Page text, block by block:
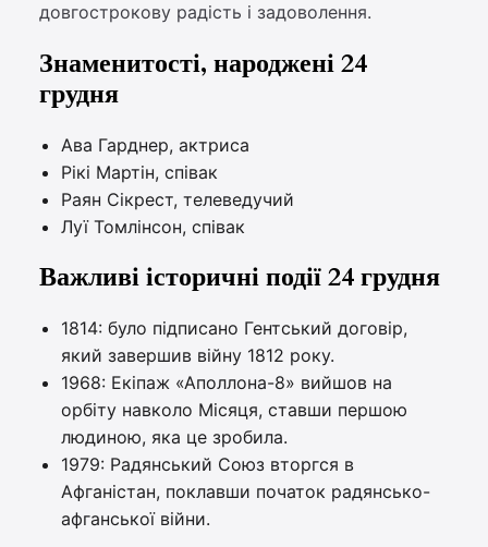
довгострокову радість і задоволення.
Знаменитості, народжені 24
грудня
Ава Гарднер, актриса
Рікі Мартін, співак
Раян Сікрест, телеведучий
Луї Томлінсон, співак
Важливі історичні події 24 грудня
1814: було підписано Гентський договір,
який завершив війну 1812 року.
1968: Екіпаж «Аполлона-8» вийшов на
орбіту навколо Місяця, ставши першою
людиною, яка це зробила.
1979: Радянський Союз вторгся в
Афганістан, поклавши початок радянсько-
афганської війни.